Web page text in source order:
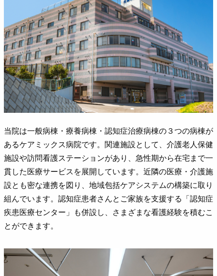
当院は一般病棟・療養病棟・認知症治療病棟の３つの病棟が
あるケアミックス病院です。関連施設として、介護老人保健
施設や訪問看護ステーションがあり、急性期から在宅まで一
貫した医療サービスを展開しています。近隣の医療・介護施
設とも密な連携を図り、地域包括ケアシステムの構築に取り
組んでいます。認知症患者さんとご家族を支援する「認知症
疾患医療センター」も併設し、さまざまな看護経験を積むこ
とができます。